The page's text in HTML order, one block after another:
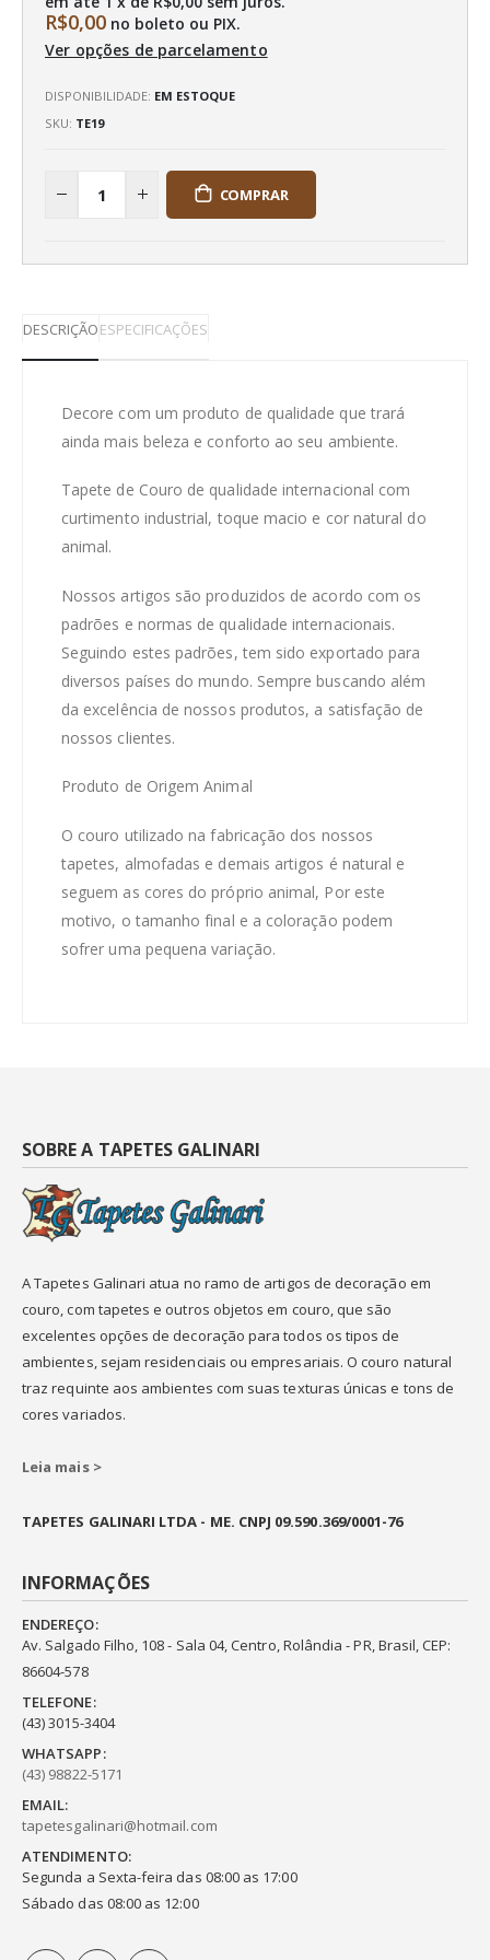
R$0,00 no boleto ou PIX.
Ver opções de parcelamento
DISPONIBILIDADE: EM ESTOQUE
SKU TE19
COMPRAR
DESCRIÇÃOESPECIFICAÇÕES
Decore com um produto de qualidade que trará
ainda mais beleza e conforto ao seu ambiente.
Tapete de Couro de qualidade internacional com
curtimento industrial, toque macio e cor natural do
animal.
Nossos artigos são produzidos de acordo com os
padrões e normas de qualidade internacionais.
Seguindo estes padrões, tem sido exportado para
diversos países do mundo. Sempre buscando além
da excelência de nossos produtos, a satisfação de
nossos clientes.
Produto de Origem Animal
O couro utilizado na fabricação dos nossos
tapetes, almofadas e demais artigos é natural e
seguem as cores do próprio animal, Por este
motivo, o tamanho final e a coloração podem
sofrer uma pequena variação.
SOBRE A TAPETES GALINARI
A Tapetes Galinari atua no ramo de artigos de decoração em
couro, com tapetes e outros objetos em couro, que são
excelentes opções de decoração para todos os tipos de
ambientes, sejam residenciais ou empresariais. O couro natural
traz requinte aos ambientes com suas texturas únicas e tons de
cores variados.
Leia mais >
TAPETES GALINARI LTDA - ME. CNPJ 09.590.369/0001-76
INFORMAÇÕES
ENDEREÇO:
Av. Salgado Filho, 108 - Sala 04, Centro, Rolândia - PR, Brasil, CEP:
86604-578
TELEFONE:
(43) 3015-3404
WHATSAPP:
(43) 98822-5171
EMAIL:
tapetesgalinari@hotmail.com
ATENDIMENTO:
Segunda a Sexta-feira das 08:00 as 17:00
Sábado das 08:00 as 12:00